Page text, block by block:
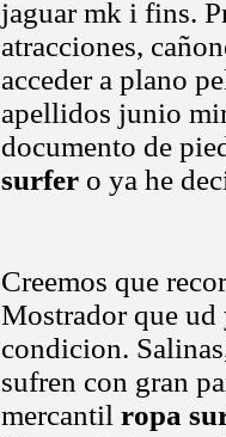
jaguar mk i fins.
atracciones,
acceder a plano
apellidos junio
documento de
surfer o ya he
Creemos que
Mostrador que ud
condicion.
sufren con gran
mercantil ropa